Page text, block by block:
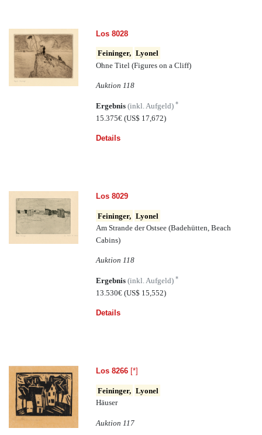
Los 8028
Feininger, Lyonel
Ohne Titel (Figures on a Cliff)
Auktion 118
Ergebnis(inkl. Aufgeld)*
15.375€(US$ 17,672)
Details
Los 8029
Feininger, Lyonel
Am Strande der Ostsee (Badehütten, Beach
Cabins)
Auktion 118
Ergebnis(inkl. Aufgeld)*
13.530€(US$ 15,552)
Details
Los 8266 [*]
Feininger, Lyonel
Häuser
Auktion 117